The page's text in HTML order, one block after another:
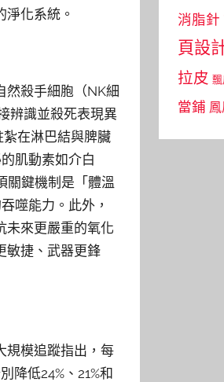
化系統。
然殺手細胞（NK細
辨識並殺死表現異
在淋巴結與脾臟
肌動素如介白
關鍵機制是「體溫
噬能力。此外，
未來更嚴重的氧化
敏捷、武器更鋒
規模追蹤指出，每
降低24%、21%和
消脂針
頁設
拉皮
當鋪